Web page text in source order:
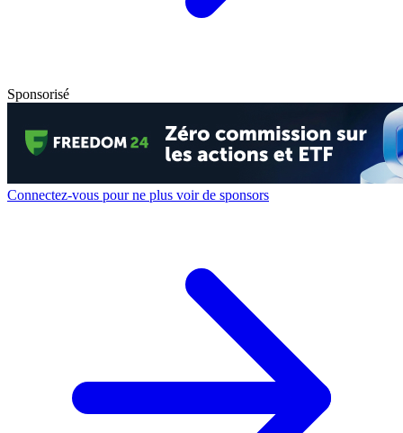
Sponsorisé
Connectez-vous pour ne plus voir de sponsors